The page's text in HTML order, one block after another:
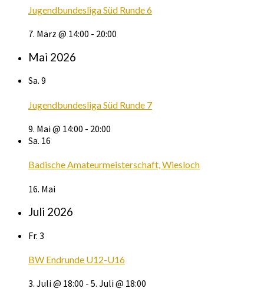
Jugendbundesliga Süd Runde 6
7. März @ 14:00 - 20:00
Mai 2026
Sa. 9
Jugendbundesliga Süd Runde 7
9. Mai @ 14:00 - 20:00
Sa. 16
Badische Amateurmeisterschaft, Wiesloch
16. Mai
Juli 2026
Fr. 3
BW Endrunde U12-U16
3. Juli @ 18:00 - 5. Juli @ 18:00